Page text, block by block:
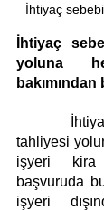
İhtiyaç
İhtiyaç
yoluna
tahliyesi
işyeri  kira
başvuruda
işyeri